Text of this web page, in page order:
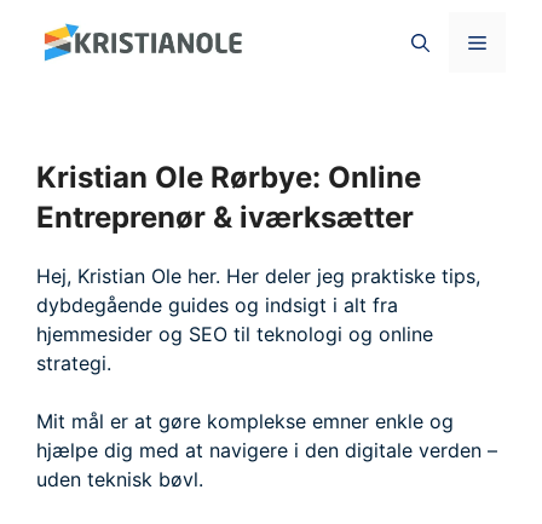
Menu
Kristian Ole Rørbye: Online
Entreprenør & iværksætter
Hej, Kristian Ole her. Her deler jeg praktiske tips,
dybdegående guides og indsigt i alt fra
hjemmesider og SEO til teknologi og online
strategi.
Mit mål er at gøre komplekse emner enkle og
hjælpe dig med at navigere i den digitale verden –
uden teknisk bøvl.